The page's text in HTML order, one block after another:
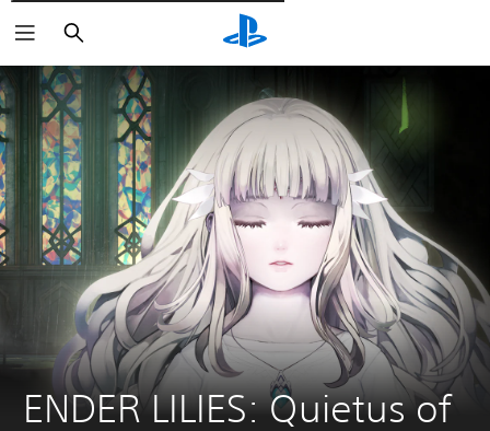
Pesquisar
ENDER LILIES: Quietus of